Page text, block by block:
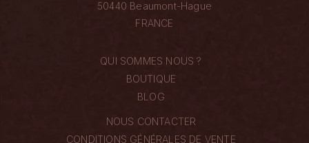
50440 Beaumont-Hague
FRANCE
QUI SOMMES NOUS ?
BOUTIQUE
BLOG
NOUS CONTACTER
CONDITIONS GÉNÉRALES DE VENTE